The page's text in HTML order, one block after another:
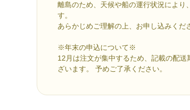
離島のため、天候や船の運行状況により
す。
あらかじめご理解の上、お申し込みくだ
※年末の申込について※
12月は注文が集中するため、記載の配
ざいます。 予めご了承ください。